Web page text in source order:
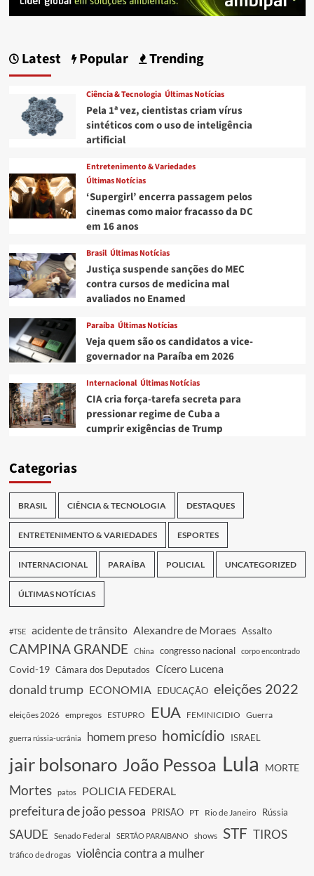
Latest Popular Trending
Ciência & Tecnologia Últimas Notícias
Pela 1ª vez, cientistas criam vírus
sintéticos com o uso de inteligência
artificial
Entretenimento & Variedades
Últimas Notícias
‘Supergirl’ encerra passagem pelos
cinemas como maior fracasso da DC
em 16 anos
Brasil Últimas Notícias
Justiça suspende sanções do MEC
contra cursos de medicina mal
avaliados no Enamed
Paraíba Últimas Notícias
Veja quem são os candidatos a vice-
governador na Paraíba em 2026
Internacional Últimas Notícias
CIA cria força-tarefa secreta para
pressionar regime de Cuba a
cumprir exigências de Trump
Categorias
BRASIL CIÊNCIA & TECNOLOGIA DESTAQUES
ENTRETENIMENTO & VARIEDADES ESPORTES
INTERNACIONAL PARAÍBA POLICIAL UNCATEGORIZED
ÚLTIMAS NOTÍCIAS
#TSE acidente de trânsito Alexandre de Moraes Assalto
CAMPINA GRANDE China congresso nacional corpo encontrado
Covid-19 Câmara dos Deputados Cícero Lucena
donald trump ECONOMIA EDUCAÇÃO eleições 2022
eleições 2026 empregos ESTUPRO EUA FEMINICIDIO Guerra
guerra rússia-ucrânia homem preso homicídio ISRAEL
jair bolsonaro João Pessoa Lula MORTE
Mortes patos POLICIA FEDERAL
prefeitura de joão pessoa PRISÃO PT Rio de Janeiro Rússia
SAUDE Senado Federal SERTÃO PARAIBANO shows STF TIROS
tráfico de drogas violência contra a mulher